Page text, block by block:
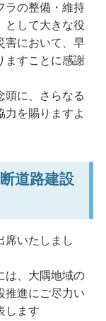
ラの整備・維持
として大きな役
害において、早
ますことに感謝
頭に、さらなる
力を賜りますよ
道路建設
席いたしまし
は、大隅地域の
推進にご尽力い
します